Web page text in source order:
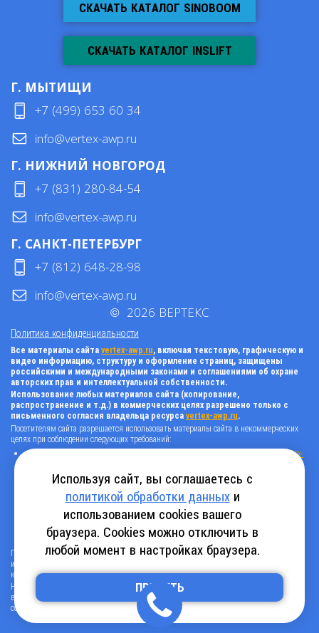
СКАЧАТЬ КАТАЛОГ SINOBOOM
СКАЧАТЬ КАТАЛОГ INSLIFT
Г. МЫТИЩИ
+7 (499) 653 60 34
info@vertex-awp.ru
Г. НИЖНИЙ НОВГОРОД
+7 (831) 280-84-54
info@vertex-awp.ru
Г. САНКТ-ПЕТЕРБУРГ
+7 (812) 648-28-98
info@vertex-awp.ru
Политика конфиденциальности
© 2026 ВЕРТЕКС
Все материалы сайта vertex-awp.ru, включая текстовую, графическую и
видео информацию, структуру и оформление страниц, защищены
российскими и международными законами и соглашениями об охране
авторских прав и интеллектуальной собственности.
Использование любых материалов сайта (копирование,
распространение и т.д.) в коммерческих целях разрешено только с
письменного согласия владельца ресурса vertex-awp.ru.
Посетителям сайта разрешается использовать материалы сайта в некоммерческих
целях при соблюдении следующих требований:
поставить прямую активную гиперссылку на оригинал в виде: «источник
vertex-
системами, т.е. запрещено применять «noindex», «nofollow» и любые другие
способы, нельзя использовать редирект в ссылках;
все ссылки, имеющиеся в тексте материала, должны оставаться в неизменном
виде и быть прямыми и активными;
в случае регулярного использования материалов сайтаvertex-awp.ru
активная ссылка на ресурс должна быть размещена на главной странице вашего
сайта (в любом видимом месте).
Посетителям сайта разрешается копировать/скачивать только следующую
информацию: бланки, анкеты, каталоги, промокоды на скидки, адреса офисов,
контактные телефоны и контактную информацию.
Нарушение вышеуказанных положений является нарушением авторских прав и
влечет наступление гражданской, административной и уголовной ответственности в
соответствии с действующим законодательством.
Используя сайт, вы соглашаетесь с
политикой обработки данныхи
использованием cookies вашего
браузера. Cookies можно отключить в
любой момент в настройках браузера.
ПРИНЯТЬ